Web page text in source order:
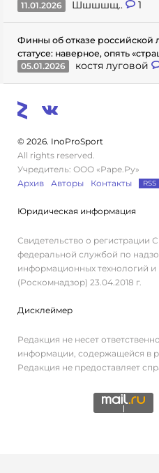
11.01.2026
Шшшшщ.. 1
Финны об отказе
статусе: наверное, опять
05.01.2026
костя луговой
© 2026. InoProSport
All rights reserved.
Учредитель: ООО «Раре.Ру»
Архив
Авторы Контакты RSS
Юридическая информация
Свидетельство о
федеральной службой по
информационных технологий
(Роскомнадзор) 23.04.2018 г.
Дисклеймер
Редакция не несет
информации, содержащейся в
Редакция не предоставляет